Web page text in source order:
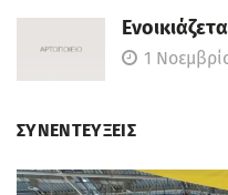
1
ΣΥΝΕΝΤΕΥΞΕΙΣ